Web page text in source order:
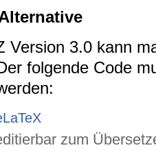
Version 3.0 kann
folgende Code
zum